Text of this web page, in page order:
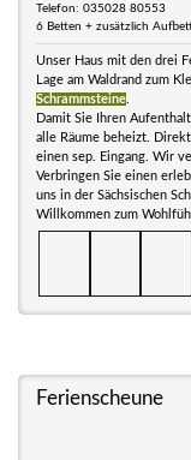
Telefon: 035028 80553
6 Betten + zusätzlich
Unser Haus mit den drei
Lage am Waldrand zum
Schrammsteine
Damit Sie Ihren
alle Räume beheizt.
einen sep. Eingang. Wir
Verbringen Sie einen
uns in der Sächsischen
Willkommen zum
Ferienscheune